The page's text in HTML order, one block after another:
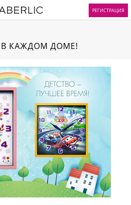
РЕГИСТРАЦИЯ
В КАЖДОМ ДОМЕ!